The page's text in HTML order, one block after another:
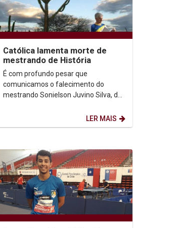
Católica lamenta morte de
mestrando de História
É com profundo pesar que
comunicamos o falecimento do
mestrando Sonielson Juvino Silva, do
História - PPGH, ocorrido ontem...
LER MAIS